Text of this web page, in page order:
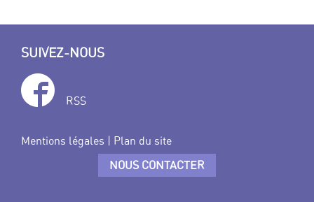
SUIVEZ-NOUS
RSS
Mentions légales | Plan du site
NOUS CONTACTER